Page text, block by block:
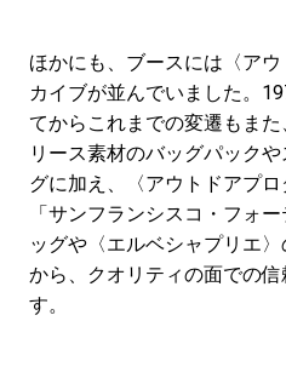
ほかにも、ブースには〈ア
カイブが並んでいました。
てからこれまでの変遷もま
リース素材のバッグパック
グに加え、〈アウトドアプ
「サンフランシスコ・フォ
ッグや〈エルベシャプリエ
から、クオリティの面での
す。